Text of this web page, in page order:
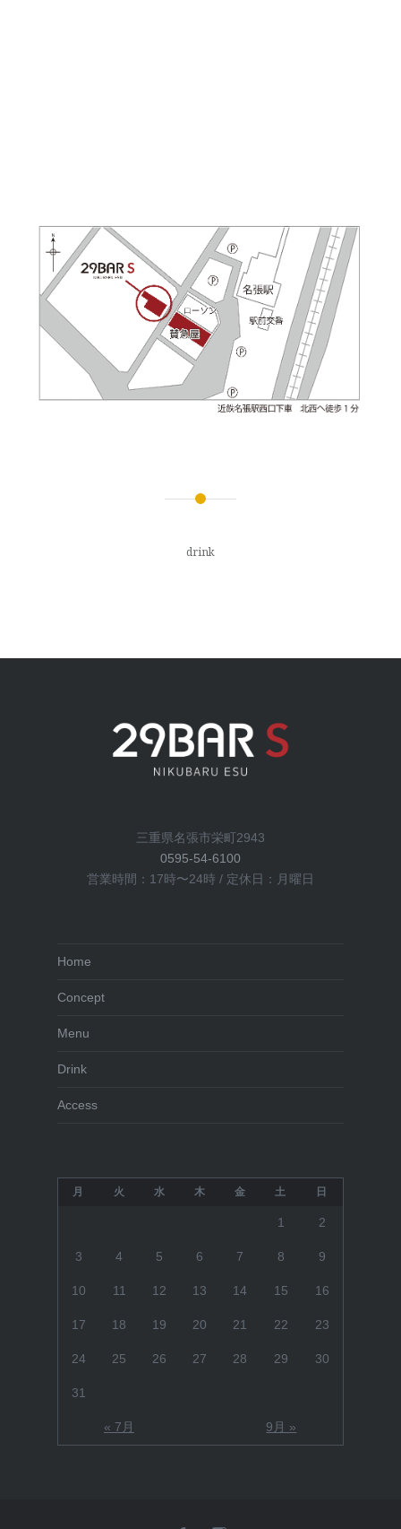
drink
三重県名張市栄町2943
0595-54-6100
営業時間：17時〜24時 / 定休日：月曜日
Home
Concept
Menu
Drink
Access
月 火 水 木 金 土 日
1 2
3 4 5 6 7 8 9
10 11 12 13 14 15 16
17 18 19 20 21 22 23
24 25 26 27 28 29 30
31
« 7月 9月 »